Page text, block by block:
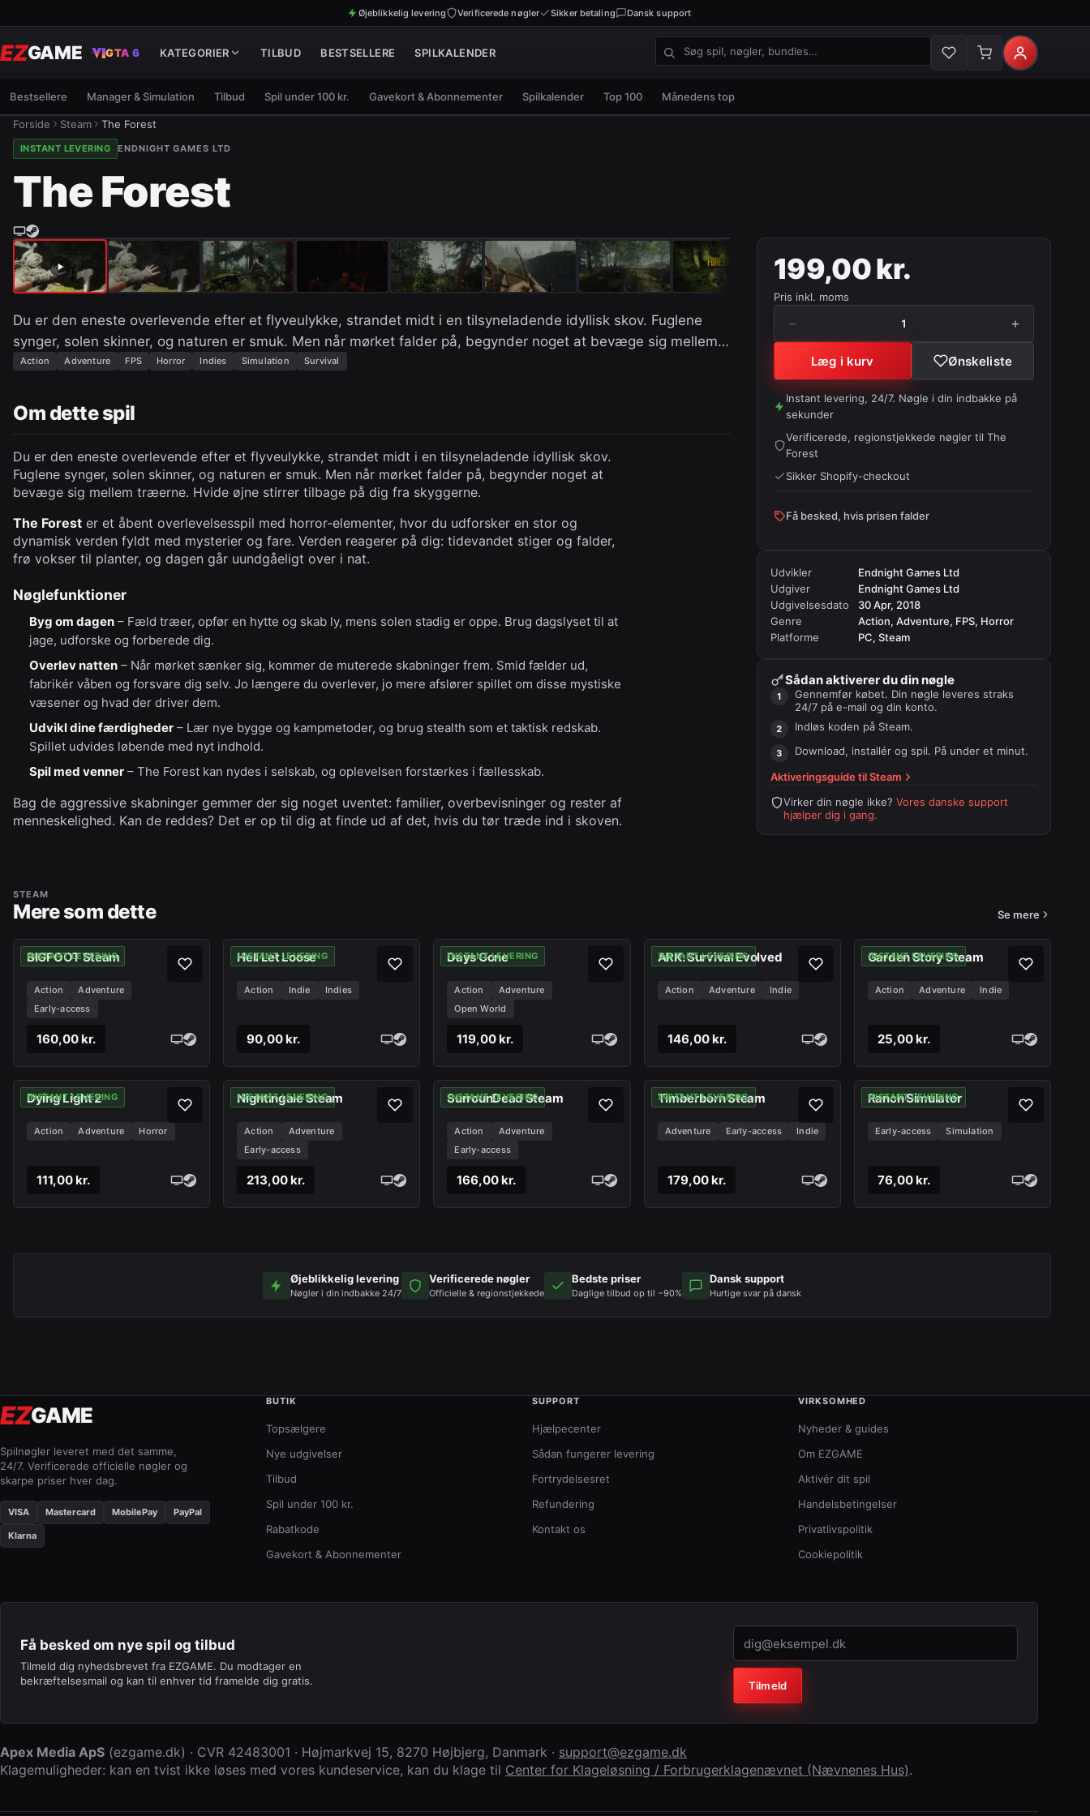
Øjeblikkelig levering Verificerede nøgler Sikker betaling Dansk support
EZGAME GTA 6 KATEGORIER TILBUD BESTSELLERE SPILKALENDER
Søg spil, nøgler og bundles
Bestsellere Manager & Simulation Tilbud Spil under 100 kr. Gavekort & Abonnementer Spilkalender Top 100 Månedens top
Forside Steam The Forest
INSTANT LEVERING ENDNIGHT GAMES LTD
The Forest
Du er den eneste overlevende efter et flyveulykke, strandet midt i en tilsyneladende idyllisk skov. Fuglene
synger, solen skinner, og naturen er smuk. Men når mørket falder på, begynder noget at bevæge sig mellem…
Action Adventure FPS Horror Indies Simulation Survival
199,00 kr.
Pris inkl. moms
− 1 +
Læg i kurv Ønskeliste
Instant levering, 24/7. Nøgle i din indbakke på
sekunder
Verificerede, regionstjekkede nøgler tilThe
Forest
Sikker Shopify-checkout
Få besked, hvis prisen falder
Udvikler
Endnight Games Ltd
Udgiver
Endnight Games Ltd
Udgivelsesdato
30 Apr, 2018
Genre
Action, Adventure, FPS, Horror
Platforme
PC, Steam
Sådan aktiverer du din nøgle
Gennemfør købet. Din nøgle leveres straks
24/7 på e-mail og din konto.
Indløs koden på Steam.
Download, installér og spil. På under et minut.
Aktiveringsguide tilSteam
Virker din nøgle ikke? Vores danske support
hjælper dig i gang.
Om dette spil
Du er den eneste overlevende efter et flyveulykke, strandet midt i en tilsyneladende idyllisk skov.
Fuglene synger, solen skinner, og naturen er smuk. Men når mørket falder på, begynder noget at
bevæge sig mellem træerne. Hvide øjne stirrer tilbage på dig fra skyggerne.
The Forest er et åbent overlevelsesspil med horror-elementer, hvor du udforsker en stor og
dynamisk verden fyldt med mysterier og fare. Verden reagerer på dig: tidevandet stiger og falder,
frø vokser til planter, og dagen går uundgåeligt over i nat.
Nøglefunktioner
Byg om dagen – Fæld træer, opfør en hytte og skab ly, mens solen stadig er oppe. Brug dagslyset til at
jage, udforske og forberede dig.
Overlev natten – Når mørket sænker sig, kommer de muterede skabninger frem. Smid fælder ud,
fabrikér våben og forsvare dig selv. Jo længere du overlever, jo mere afslører spillet om disse mystiske
væsener og hvad der driver dem.
Udvikl dine færdigheder – Lær nye bygge og kampmetoder, og brug stealth som et taktisk redskab.
Spillet udvides løbende med nyt indhold.
Spil med venner – The Forest kan nydes i selskab, og oplevelsen forstærkes i fællesskab.
Bag de aggressive skabninger gemmer der sig noget uventet: familier, overbevisninger og rester af
menneskelighed. Kan de reddes? Det er op til dig at finde ud af det, hvis du tør træde ind i skoven.
STEAM
Mere som dette Se mere
INSTANT LEVERING
BIGFOOT Steam
Action
Adventure
Early-access
160,00 kr.
INSTANT LEVERING
Hell Let Loose
Action Indie Indies
90,00 kr.
INSTANT LEVERING
Days Gone
Action
Adventure
Open World
119,00 kr.
INSTANT LEVERING
ARK: Survival Evolved
Action Adventure Indie
146,00 kr.
INSTANT LEVERING
Garden Story Steam
Action Adventure Indie
25,00 kr.
INSTANT LEVERING
Dying Light 2
Action Adventure Horror
111,00 kr.
INSTANT LEVERING
Nightingale Steam
Action
Adventure
Early-access
213,00 kr.
INSTANT LEVERING
SurrounDead Steam
Action
Adventure
Early-access
166,00 kr.
INSTANT LEVERING
Timberborn Steam
Adventure Early-access Indie
179,00 kr.
INSTANT LEVERING
Ranch Simulator
Early-access Simulation
76,00 kr.
Øjeblikkelig levering
Nøgler i din indbakke 24/7
Verificerede nøgler
Officielle & regionstjekkede
Bedste priser
Daglige tilbud op til −90%
Dansk support
Hurtige svar på dansk
EZGAME
Spilnøgler leveret med det samme,
24/7. Verificerede officielle nøgler og
skarpe priser hver dag.
VISA Mastercard MobilePay PayPal
Klarna
BUTIK
Topsælgere
Nye udgivelser
Tilbud
Spil under 100 kr.
Rabatkode
Gavekort & Abonnementer
SUPPORT
Hjælpecenter
Sådan fungerer levering
Fortrydelsesret
Refundering
Kontakt os
VIRKSOMHED
Nyheder & guides
Om EZGAME
Aktivér dit spil
Handelsbetingelser
Privatlivspolitik
Cookiepolitik
Få besked om nye spil og tilbud
Tilmeld dig nyhedsbrevet fra EZGAME. Du modtager en
bekræftelsesmail og kan til enhver tid framelde dig gratis.
Virksomhed (lad feltet stå tomt)
Tilmeld
Apex Media ApS (ezgame.dk) · CVR 42483001 · Højmarkvej 15, 8270 Højbjerg, Danmark · support@ezgame.dk
Klagemuligheder: kan en tvist ikke løses med vores kundeservice, kan du klage til Center for Klageløsning / Forbrugerklagenævnet (Nævnenes Hus).